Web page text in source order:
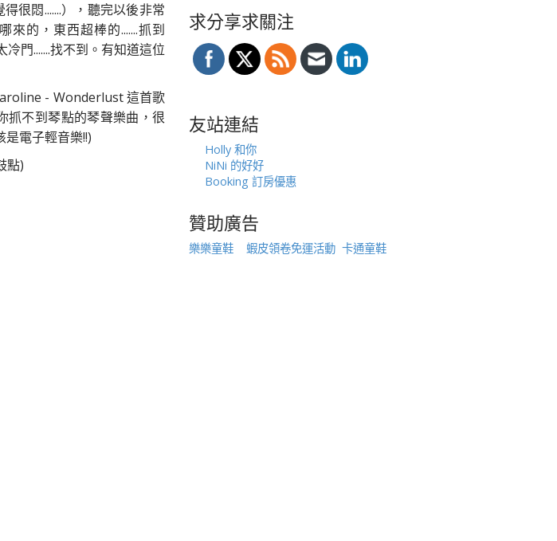
很悶.......），聽完以後非常
的，東西超棒的.......抓到
門.......找不到。有知道這位
- Wonderlust 這首歌
不到琴點的琴聲樂曲，很
電子輕音樂!!)
點)
求分享求關注
友站連結
Holly 和你
NiNi 的好好
Booking 訂房優惠
贊助廣告
樂樂童鞋 蝦皮領卷免運活動 卡通童鞋